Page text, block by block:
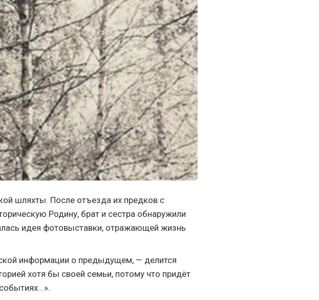
шляхты. После отъезда их предков с
Родину, брат и сестра обнаружили
идея фотовыставки, отражающей жизнь
информации о предыдущем, — делится
хотя бы своей семьи, потому что придёт